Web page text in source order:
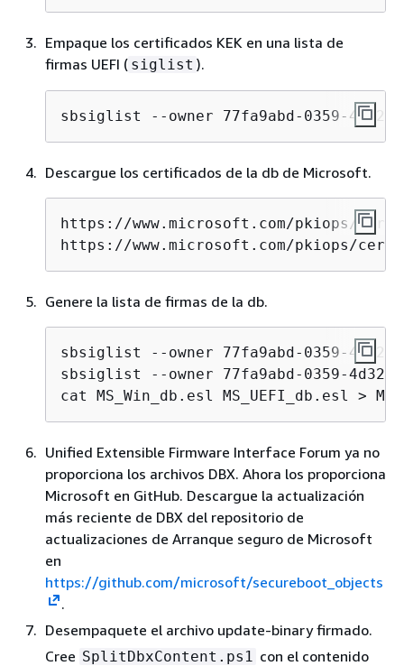
Empaque los certificados KEK en una lista de
firmas UEFI ( siglist ).
sbsiglist --owner 77fa9abd-0359-4d32-
Descargue los certificados de la db de Microsoft.
https://www.microsoft.com/pkiops/certs/
https://www.microsoft.com/pkiops/certs/
Genere la lista de firmas de la db.
sbsiglist --owner 77fa9abd-0359-4d32-
sbsiglist --owner 77fa9abd-0359-4d32-
cat MS_Win_db.esl MS_UEFI_db.esl >
Unified Extensible Firmware Interface Forum ya no
proporciona los archivos DBX. Ahora los proporciona
Microsoft en GitHub. Descargue la actualización
más reciente de DBX del repositorio de
actualizaciones de Arranque seguro de Microsoft
en
https://github.com/microsoft/secureboot_objects
.
Desempaquete el archivo update-binary firmado.
Cree SplitDbxContent.ps1 con el contenido